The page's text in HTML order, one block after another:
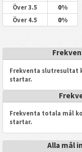
Över 3.5 0%
Över 4.5 0%
Frekventa slutresultat
startar.
Frekventa totala mål
startar.
Alla mål